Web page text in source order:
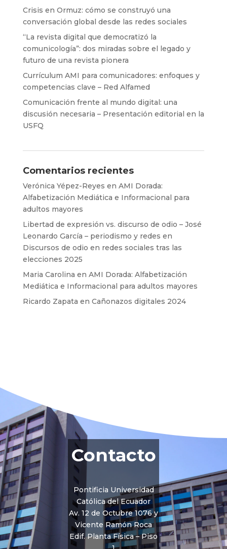
Crisis en Ormuz: cómo se construyó una
conversación global desde las redes sociales
“La revista digital que democratizó la
comunicología”: dos miradas sobre el legado y
futuro de una revista pionera
Currículum AMI para comunicadores: enfoques y
competencias clave – Red Alfamed
Comunicación frente al mundo digital: una
discusión necesaria – Presentación editorial en la
USFQ
Comentarios recientes
Verónica Yépez-Reyes en AMI Dorada:
Alfabetización Mediática e Informacional para
adultos mayores
Libertad de expresión vs. discurso de odio – José
Leonardo García – periodismo y redes en
Discursos de odio en redes sociales tras las
elecciones 2025
Maria Carolina en AMI Dorada: Alfabetización
Mediática e Informacional para adultos mayores
Ricardo Zapata en Cañonazos digitales 2024
Contacto
Pontificia Universidad
Católica del Ecuador
Av. 12 de Octubre 1076 y
Vicente Ramón Roca
Edif. Planta Física – Piso